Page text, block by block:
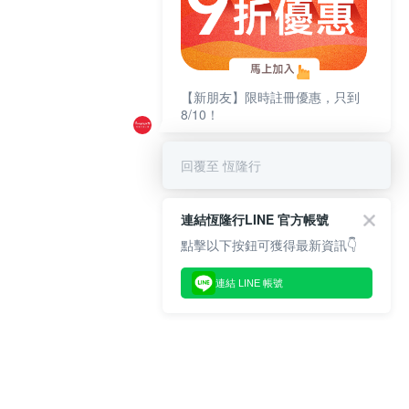
【新朋友】限時註冊優惠，只到
8/10！
回覆至 恆隆行
連結恆隆行LINE 官方帳號
點擊以下按鈕可獲得最新資訊👇
連結 LINE 帳號